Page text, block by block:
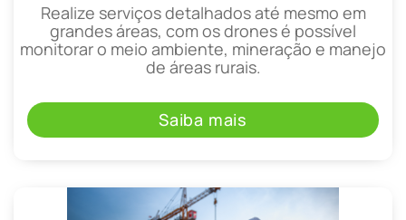
Realize serviços detalhados até mesmo em
grandes áreas, com os drones é possível
monitorar o meio ambiente, mineração e manejo
de áreas rurais.
Saiba mais